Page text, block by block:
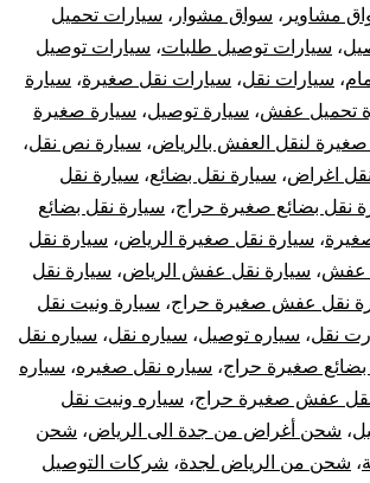
مشاوير ، سواق مشوار ، سيارات تحميل
، سيارات توصيل طلبات، سيارات توصيل
، سيارات نقل، سيارات نقل صغيرة، سيارة
تحميل عفش، سيارة توصيل، سيارة صغيرة
صغيرة لنقل العفش بالرياض، سيارة نص نقل،
اغراض، سيارة نقل بضائع، سيارة نقل
نقل بضائع صغيرة حراج، سيارة نقل بضائع
، سيارة نقل صغيرة الرياض، سيارة نقل
عفش، سيارة نقل عفش الرياض، سيارة نقل
نقل عفش صغيرة حراج، سيارة ونيت نقل
نقل، سياره توصيل، سياره نقل، سياره نقل
بضائع صغيرة حراج، سياره نقل صغيره، سياره
عفش صغيرة حراج، سياره ونيت نقل
، شحن أغراض من جدة الى الرياض، شحن
، شحن من الرياض لجدة، شركات التوصيل